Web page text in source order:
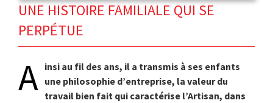
UNE HISTOIRE FAMILIALE QUI SE
PERPÉTUE
A insi au fil des ans, il a transmis à ses enfants
une philosophie d’entreprise, la valeur du
travail bien fait qui caractérise l’Artisan, dans